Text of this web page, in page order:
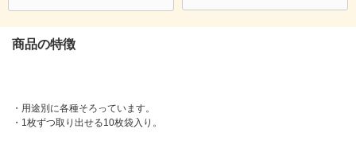
商品の特徴
・用途別に各種そろっています。
・1枚ずつ取り出せる10枚袋入り。